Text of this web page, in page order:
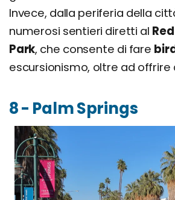
Invece, dalla periferia della
numerosi sentieri diretti al
Park, che consente di fare
escursionismo, oltre ad offrire
8 - Palm Springs